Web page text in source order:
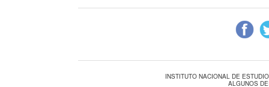
INSTITUTO NACIONAL DE
ALGUNOS